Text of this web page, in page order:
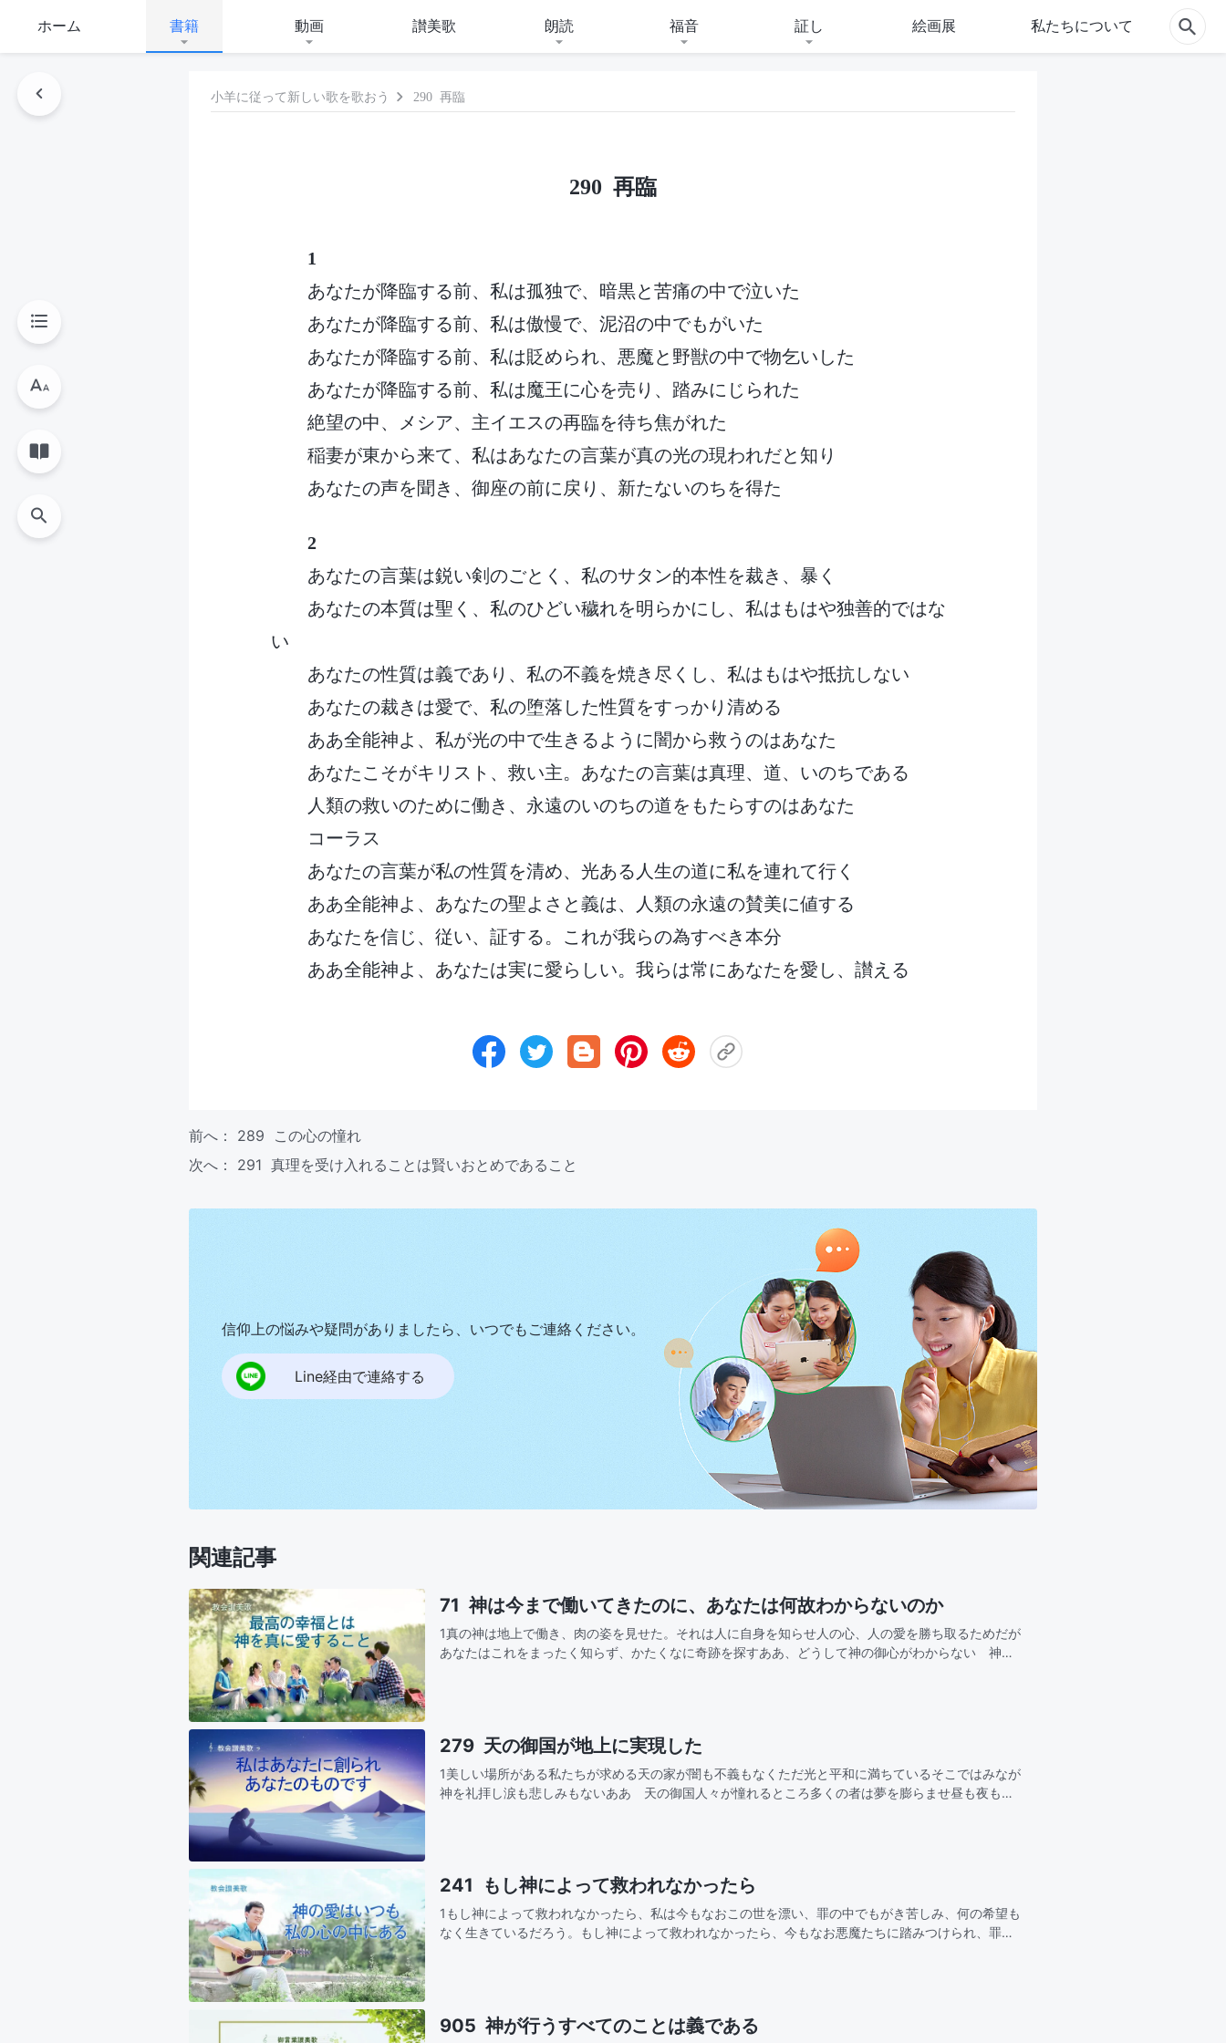
ホーム 書籍 動画 讃美歌 朗読 福音 証し 絵画展 私たちについて
小羊に従って新しい歌を歌おう 290 再臨
290 再臨
1
あなたが降臨する前、私は孤独で、暗黒と苦痛の中で泣いた
あなたが降臨する前、私は傲慢で、泥沼の中でもがいた
あなたが降臨する前、私は貶められ、悪魔と野獣の中で物乞いした
あなたが降臨する前、私は魔王に心を売り、踏みにじられた
絶望の中、メシア、主イエスの再臨を待ち焦がれた
稲妻が東から来て、私はあなたの言葉が真の光の現われだと知り
あなたの声を聞き、御座の前に戻り、新たないのちを得た
2
あなたの言葉は鋭い剣のごとく、私のサタン的本性を裁き、暴く
あなたの本質は聖く、私のひどい穢れを明らかにし、私はもはや独善的ではな
い
あなたの性質は義であり、私の不義を焼き尽くし、私はもはや抵抗しない
あなたの裁きは愛で、私の堕落した性質をすっかり清める
ああ全能神よ、私が光の中で生きるように闇から救うのはあなた
あなたこそがキリスト、救い主。あなたの言葉は真理、道、いのちである
人類の救いのために働き、永遠のいのちの道をもたらすのはあなた
コーラス
あなたの言葉が私の性質を清め、光ある人生の道に私を連れて行く
ああ全能神よ、あなたの聖よさと義は、人類の永遠の賛美に値する
あなたを信じ、従い、証する。これが我らの為すべき本分
ああ全能神よ、あなたは実に愛らしい。我らは常にあなたを愛し、讃える
前へ： 289 この心の憧れ
次へ： 291 真理を受け入れることは賢いおとめであること
信仰上の悩みや疑問がありましたら、いつでもご連絡ください。
Line経由で連絡する
関連記事
71 神は今まで働いてきたのに、あなたは何故わからないのか
1真の神は地上で働き、肉の姿を見せた。それは人に自身を知らせ人の心、人の愛を勝ち取るためだが
あなたはこれをまったく知らず、かたくなに奇跡を探すああ、どうして神の御心がわからない 神が
279 天の御国が地上に実現した
1美しい場所がある私たちが求める天の家が闇も不義もなくただ光と平和に満ちているそこではみなが
神を礼拝し涙も悲しみもないああ 天の御国人々が憧れるところ多くの者は夢を膨らませ昼も夜も切
241 もし神によって救われなかったら
1もし神によって救われなかったら、私は今もなおこの世を漂い、罪の中でもがき苦しみ、何の希望も
なく生きているだろう。もし神によって救われなかったら、今もなお悪魔たちに踏みつけられ、罪の
905 神が行うすべてのことは義である